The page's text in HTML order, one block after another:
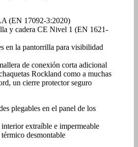
(EN 17092-3:2020)
y cadera CE Nivel 1 (EN 1621-
en la pantorrilla para visibilidad
de conexión corta adicional
Rockland como a muchas
un cierre protector seguro
plegables en el panel de los
extraíble e impermeable
desmontable